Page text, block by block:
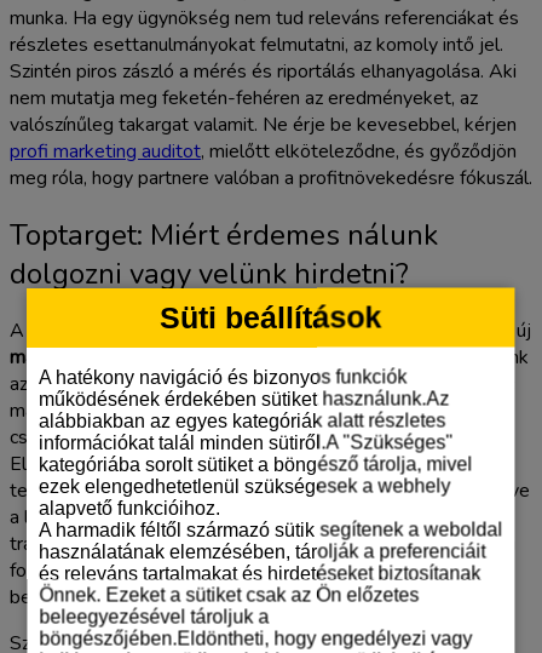
Süti beállítások
A hatékony navigáció és bizonyos funkciók
működésének érdekében sütiket használunk.Az
alábbiakban az egyes kategóriák alatt részletes
információkat talál minden sütiről.A "Szükséges"
kategóriába sorolt sütiket a böngésző tárolja, mivel
ezek elengedhetetlenül szükségesek a webhely
alapvető funkcióihoz.
A harmadik féltől származó sütik segítenek a weboldal
használatának elemzésében, tárolják a preferenciáit
és releváns tartalmakat és hirdetéseket biztosítanak
Önnek. Ezeket a sütiket csak az Ön előzetes
beleegyezésével tároljuk a
böngészőjében.Eldöntheti, hogy engedélyezi vagy
munka. Ha egy ügynökség nem tud releváns referenciákat és
részletes esettanulmányokat felmutatni, az komoly intő jel.
Szintén piros zászló a mérés és riportálás elhanyagolása. Aki
nem mutatja meg feketén-fehéren az eredményeket, az
valószínűleg takargat valamit. Ne érje be kevesebbel, kérjen
profi marketing auditot, mielőtt elköteleződne, és győződjön
meg róla, hogy partnere valóban a profitnövekedésre fókuszál.
Toptarget: Miért érdemes nálunk
dolgozni vagy velünk hirdetni?
A Toptargetnél nem hiszünk a sablonokban. Legyen szó egy új
marketinges állás vagy ügynökség
közötti választásról, nálunk
az eredmény az egyetlen valódi mérőszám. 2026-ban a piac
már nem díjazza a középszerűséget. Ügyfeleinknek nem
csupán kampányokat, hanem mérhető profitot szállítunk.
Elsődleges KPI-unk az Ön üzleti sikere. Ehhez a legújabb
technológiákat használjuk, az AI-alapú optimalizálástól kezdve
a legpontosabb prediktív analitikai modellekig. A
transzparencia nálunk alapvetés. Ön minden pillanatban tudni
fogja, mi történik a hirdetési fiókjaiban, és látni fogja a
befektetései megtérülését.
Személyre szabott megoldásokkal dolgozunk. Nincs két